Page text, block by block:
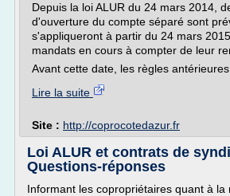
Depuis la loi ALUR du 24 mars 2014,
d'ouverture du compte séparé sont
s'appliqueront à partir du 24 mars
mandats en cours à compter de leur
Avant cette date, les règles antérieures
Lire la suite
Site : http://coprocotedazur.fr
Loi ALUR et contrats de
Questions-réponses
Informant les copropriétaires quant à la